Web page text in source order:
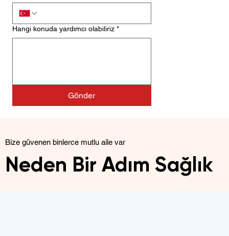
Hangi konuda yardımcı olabiliriz *
Gönder
Bize güvenen binlerce mutlu aile var
Neden Bir Adım Sağlık